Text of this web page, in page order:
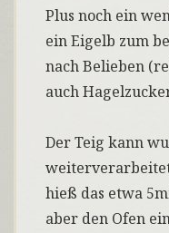
Plus noch ein
ein Eigelb zum
nach Belieben
auch
Der Teig kann
hieß das etwa
aber den Ofen